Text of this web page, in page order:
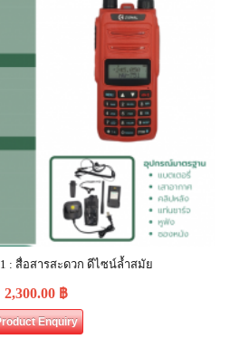
: สื่อสารสะดวก ดีไซน์ล้ำสมัย
2,300.00 ฿
Enquiry